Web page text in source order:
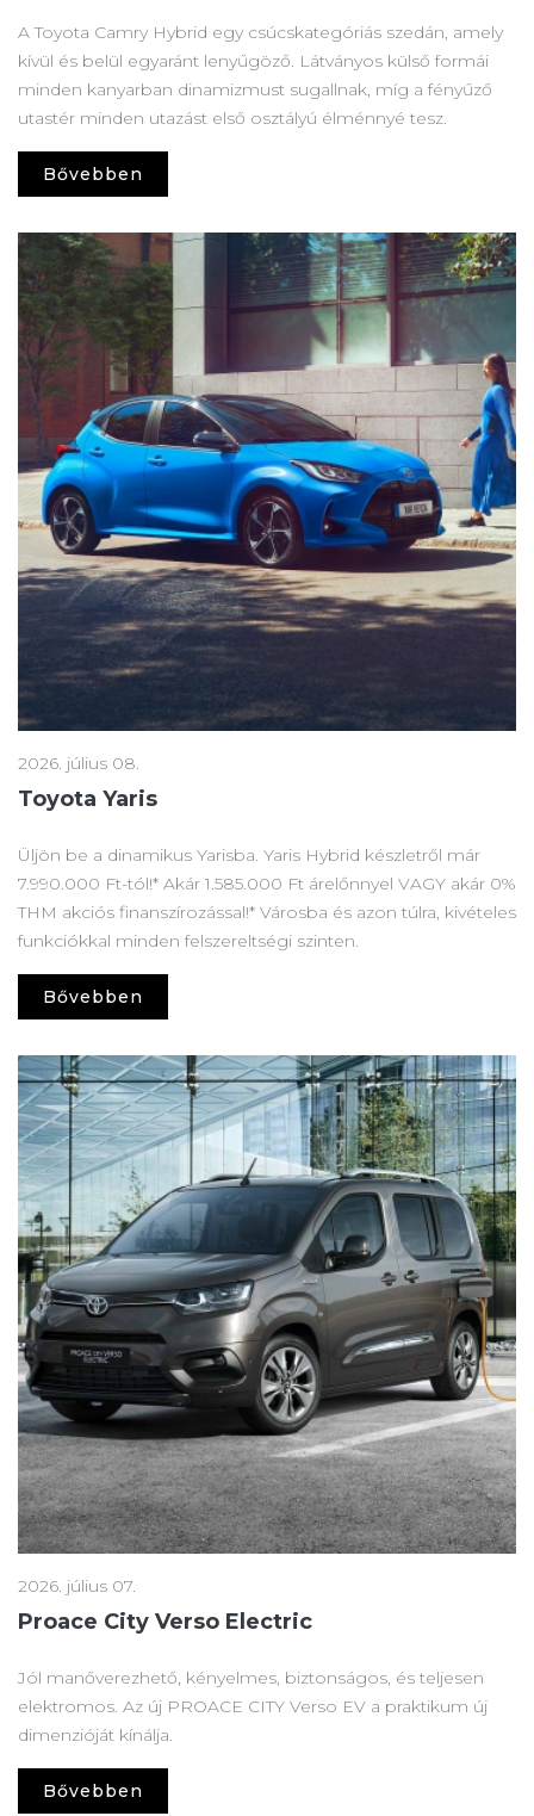
A Toyota Camry Hybrid egy csúcskategóriás szedán, amely
kívül és belül egyaránt lenyűgöző. Látványos külső formái
minden kanyarban dinamizmust sugallnak, míg a fényűző
utastér minden utazást első osztályú élménnyé tesz.
Bővebben
2026. július 08.
Toyota Yaris
Üljön be a dinamikus Yarisba. Yaris Hybrid készletről már
7.990.000 Ft-tól!* Akár 1.585.000 Ft árelőnnyel VAGY akár 0%
THM akciós finanszírozással!* Városba és azon túlra, kivételes
funkciókkal minden felszereltségi szinten.
Bővebben
2026. július 07.
Proace City Verso Electric
Jól manőverezhető, kényelmes, biztonságos, és teljesen
elektromos. Az új PROACE CITY Verso EV a praktikum új
dimenzióját kínálja.
Bővebben